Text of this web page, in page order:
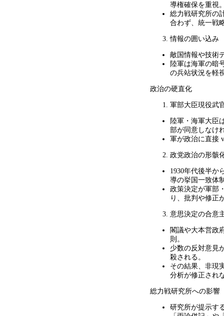
導権確保を重視
総力戦研究所の
合わず、統一戦
情報の囲い込み
敵国情報や技術
陸軍は海軍の暗
の兵站状況を軽
政治の硬直化
軍部大臣現役武
陸軍・海軍大臣
部が同意しなけ
軍が政治に直接
政党政治の形骸
1930年代後半か
導の挙国一致体
政策決定が軍部
り、批判や修正
意思決定の合意
閣議や大本営政
則。
少数の反対意見
殺される。
その結果、非現
分析が修正され
総力戦研究所への影響
研究所が提示す